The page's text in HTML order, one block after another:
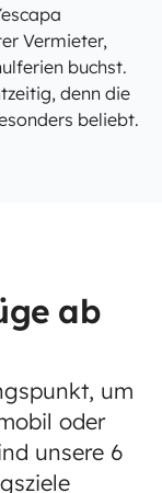
Vermieter,
buchst.
denn die
beliebt.
ab
um
oder
unsere 6